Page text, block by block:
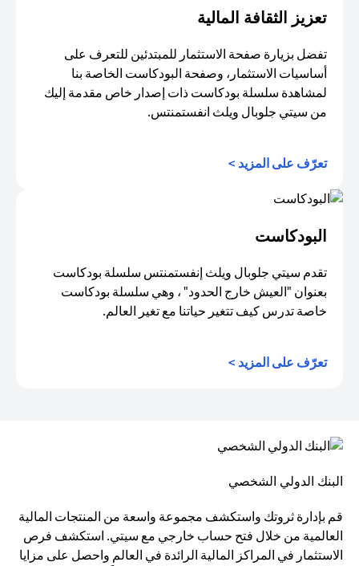
تعزيز الثقافة المالية
تفضل بزيارة صفحة الاستثمار للمبتدئين للتعرف على
أساسيات الاستثمار، وصفحة البودكاست الخاصة بنا
لمشاهدة سلسلة بودكاست ذات إصدار خاص مقدمة إليك
من سيتي جلوبال ويلث انفستمنتس.
تعرّف على المزيد >
البودكاست
تقدم سيتي جلوبال ويلث إنفستمنتس سلسلة بودكاست
بعنوان "العيش خارج الحدود" ، وهي سلسلة بودكاست
خاصة تدرس كيف تتغير حياتنا مع تغير العالم.
تعرّف على المزيد >
البنك الدولي الشخصي
قم بإدارة ثروتك واستكشف مجموعة واسعة من المنتجات المالية
العالمية من خلال فتح حساب خارجي مع سيتي. استكشف فرص
الاستثمار في المراكز المالية الرائدة في العالم واحصل على مزايا